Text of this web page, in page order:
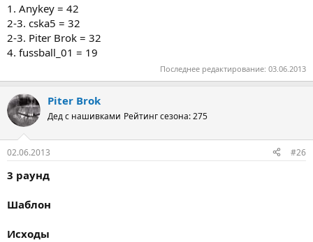
1. Anykey = 42
2-3. cska5 = 32
2-3. Piter Brok = 32
4. fussball_01 = 19
Последнее редактирование: 03.06.2013
Piter Brok
Дед с нашивками Рейтинг сезона: 275
02.06.2013 #26
3 раунд
Шаблон
Исходы